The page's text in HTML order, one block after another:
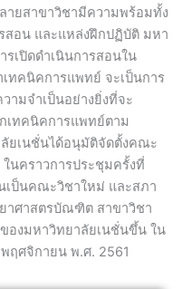
ยสาขาวิชามีความพร้อมทั้ง
อน และแหล่งฝึกปฏิบัติ มหา
เปิดดำเนินการสอนใน
ทคนิคการแพทย์ จะเป็นการ
ามจำเป็นอย่างยิ่งที่จะ
เทคนิคการแพทย์ตาม
ยเนชั่นได้อนุมัติจัดตั้งคณะ
นคราวการประชุมครั้งที่
เป็นคณะวิชาใหม่ และสภา
าศาสตรบัณฑิต สาขาวิชา
องมหาวิทยาลัยเนชั่นขึ้น ใน
ฤศจิกายน พ.ศ. 2561